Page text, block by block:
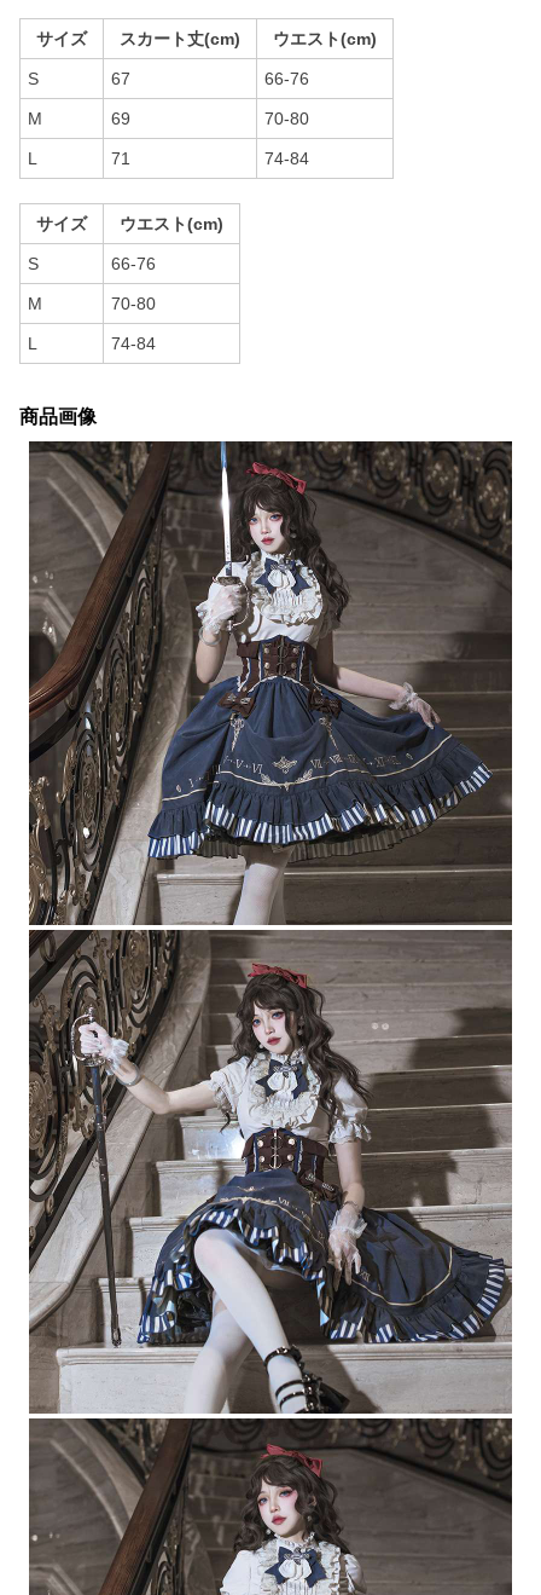
サイズ スカート丈(cm) ウエスト(cm)
S 67 66-76
M 69 70-80
L 71 74-84
サイズ ウエスト(cm)
S 66-76
M 70-80
L 74-84
商品画像